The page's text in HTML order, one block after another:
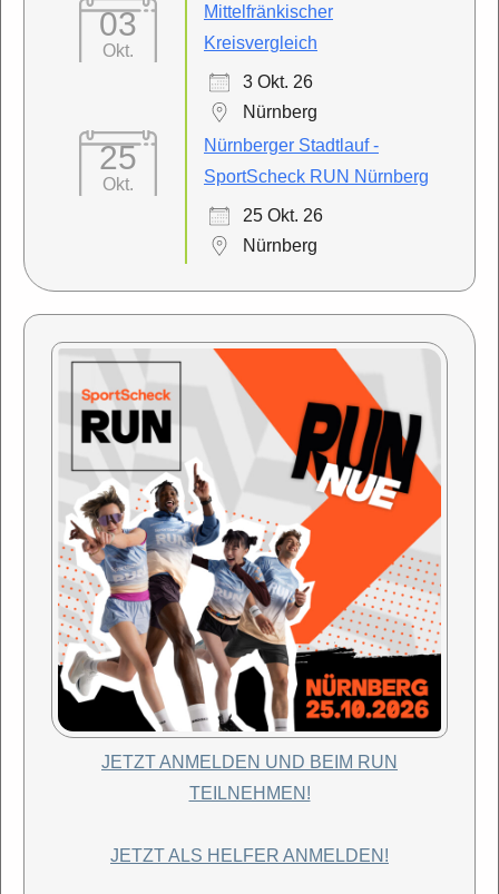
03
Okt.
Mittelfränkischer
Kreisvergleich
3 Okt. 26
Nürnberg
25
Okt.
Nürnberger Stadtlauf -
SportScheck RUN Nürnberg
25 Okt. 26
Nürnberg
JETZT ANMELDEN UND BEIM RUN
TEILNEHMEN!
JETZT ALS HELFER ANMELDEN!